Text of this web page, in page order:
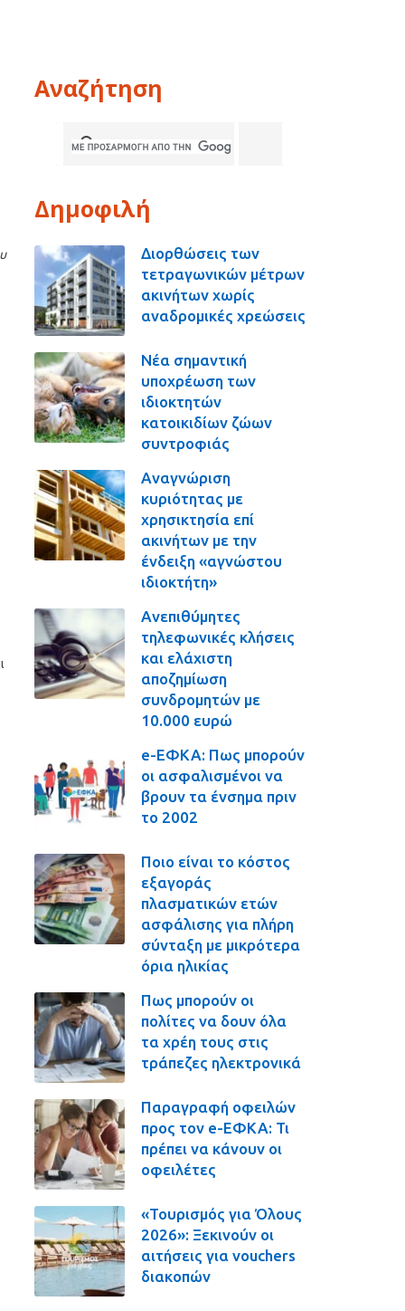
Αναζήτηση
Δημοφιλή
Διορθώσεις των
τετραγωνικών μέτρων
ακινήτων χωρίς
αναδρομικές χρεώσεις
Νέα σημαντική
υποχρέωση των
ιδιοκτητών
κατοικιδίων ζώων
συντροφιάς
Αναγνώριση
κυριότητας με
χρησικτησία επί
ακινήτων με την
ένδειξη «αγνώστου
ιδιοκτήτη»
Ανεπιθύμητες
τηλεφωνικές κλήσεις
και ελάχιστη
αποζημίωση
συνδρομητών με
10.000 ευρώ
e-ΕΦΚΑ: Πως μπορούν
οι ασφαλισμένοι να
βρουν τα ένσημα πριν
το 2002
Ποιο είναι το κόστος
εξαγοράς
πλασματικών ετών
ασφάλισης για πλήρη
σύνταξη με μικρότερα
όρια ηλικίας
Πως μπορούν οι
πολίτες να δουν όλα
τα χρέη τους στις
τράπεζες ηλεκτρονικά
Παραγραφή οφειλών
προς τον e-ΕΦΚΑ: Τι
πρέπει να κάνουν οι
οφειλέτες
«Τουρισμός για Όλους
2026»: Ξεκινούν οι
αιτήσεις για vouchers
διακοπών